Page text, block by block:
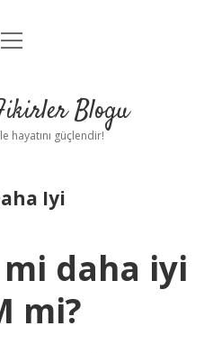
Uyarı
menüyü
Blogu
hayatını güçlendir!
Iyi
mi daha iyi
mi?